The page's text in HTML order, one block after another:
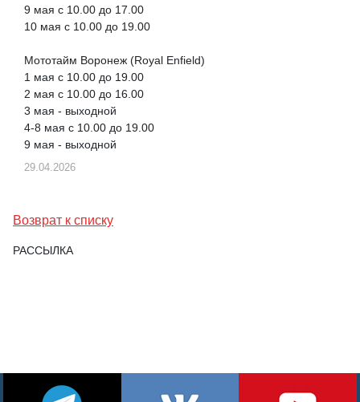
9 мая с 10.00 до 17.00
10 мая с 10.00 до 19.00
Мототайм Воронеж (Royal Enfield)
1 мая с 10.00 до 19.00
2 мая с 10.00 до 16.00
3 мая - выходной
4-8 мая с 10.00 до 19.00
9 мая - выходной
29.04.2026
Возврат к списку
РАССЫЛКА